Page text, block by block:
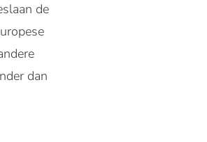
de
dan